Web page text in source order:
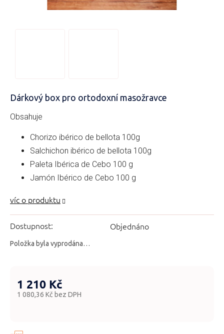
Dostupnost: Objednáno
Položka byla vyprodána…
Dárkový box pro ortodoxní masožravce
Obsahuje
Chorizo ibérico de bellota 100g
Salchichon ibérico de bellota 100g
Paleta Ibérica de Cebo 100 g
Jamón Ibérico de Cebo 100 g
1 210 Kč
1 080,36 Kč bez DPH